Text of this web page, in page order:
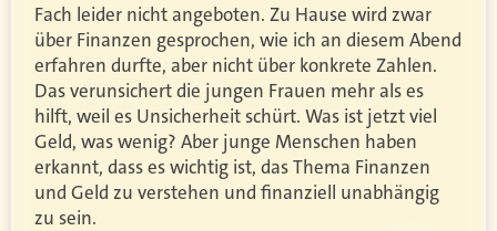
Fach leider nicht angeboten. Zu Hause wird zwar
über Finanzen gesprochen, wie ich an diesem Abend
erfahren durfte, aber nicht über konkrete Zahlen.
Das verunsichert die jungen Frauen mehr als es
hilft, weil es Unsicherheit schürt. Was ist jetzt viel
Geld, was wenig? Aber junge Menschen haben
erkannt, dass es wichtig ist, das Thema Finanzen
und Geld zu verstehen und finanziell unabhängig
zu sein.